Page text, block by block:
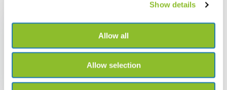
Show details
Allow all
Allow selection
€ 85,-